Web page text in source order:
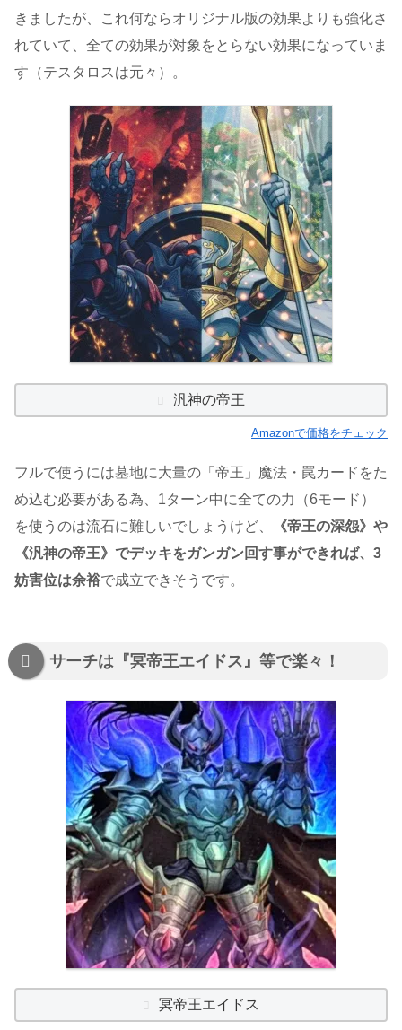
きましたが、これ何ならオリジナル版の効果よりも強化さ
れていて、全ての効果が対象をとらない効果になっていま
す（テスタロスは元々）。
汎神の帝王
Amazonで価格をチェック
フルで使うには墓地に大量の「帝王」魔法・罠カードをた
め込む必要がある為、1ターン中に全ての力（6モード）
を使うのは流石に難しいでしょうけど、
《帝王の深怨》や
《汎神の帝王》でデッキをガンガン回す事ができれば、3
妨害位は余裕で成立できそうです。
サーチは『冥帝王エイドス』等で楽々！
冥帝王エイドス